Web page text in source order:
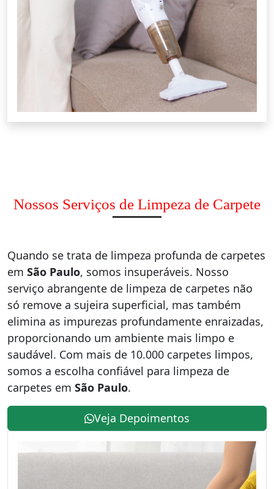
Nossos Serviços de Limpeza de Carpete
Quando se trata de limpeza profunda de carpetes
em São Paulo, somos insuperáveis. Nosso
serviço abrangente de limpeza de carpetes não
só remove a sujeira superficial, mas também
elimina as impurezas profundamente enraizadas,
proporcionando um ambiente mais limpo e
saudável. Com mais de 10.000 carpetes limpos,
somos a escolha confiável para limpeza de
carpetes em São Paulo.
Veja Depoimentos